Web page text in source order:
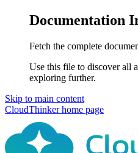
Documentation
Fetch the complete
Use this file to discover all
exploring further.
Skip to main content
CloudThinkerhome page